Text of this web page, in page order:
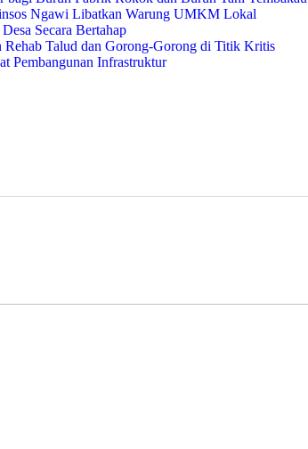
Ngawi Libatkan Warung UMKM Lokal
Secara Bertahap
Talud dan Gorong-Gorong di Titik Kritis
Pembangunan Infrastruktur